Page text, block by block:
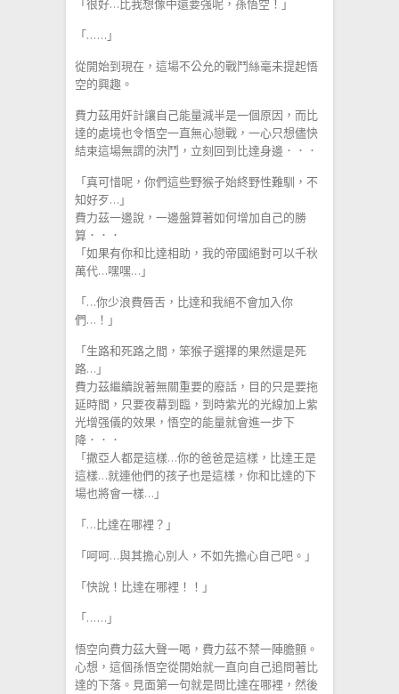
「很好…比我想像中還要强呢，孫悟空！」
「……」
從開始到現在，這場不公允的戰鬥絲毫未提起悟
空的興趣。
費力茲用奸計讓自己能量減半是一個原因，而比
達的處境也令悟空一直無心戀戰，一心只想儘快
結束這場無謂的決鬥，立刻回到比達身邊．．．
「真可惜呢，你們這些野猴子始終野性難馴，不
知好歹…」
費力茲一邊說，一邊盤算著如何增加自己的勝
算．．．
「如果有你和比達相助，我的帝國絕對可以千秋
萬代…嘿嘿…」
「…你少浪費唇舌，比達和我絕不會加入你
們…！」
「生路和死路之間，笨猴子選擇的果然還是死
路…」
費力茲繼續說著無關重要的廢話，目的只是要拖
延時間，只要夜幕到臨，到時紫光的光線加上紫
光增强儀的效果，悟空的能量就會進一步下
降．．．
「撒亞人都是這樣…你的爸爸是這樣，比達王是
這樣…就連他們的孩子也是這樣，你和比達的下
場也將會一樣…」
「…比達在哪裡？」
「呵呵…與其擔心別人，不如先擔心自己吧。」
「快說！比達在哪裡！！」
「……」
悟空向費力茲大聲一喝，費力茲不禁一陣膽顫。
心想，這個孫悟空從開始就一直向自己追問著比
達的下落。見面第一句就是問比達在哪裡，然後